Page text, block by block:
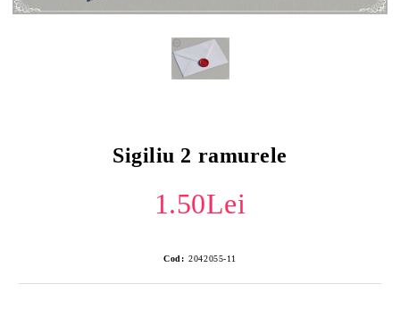
Sigiliu 2 ramurele
1.50Lei
Cod: 2042055-11